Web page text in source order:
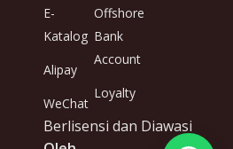
E-
Katalog
Alipay
WeChat
Offshore
Bank
Account
Loyalty
Berlisensi dan Diawasi